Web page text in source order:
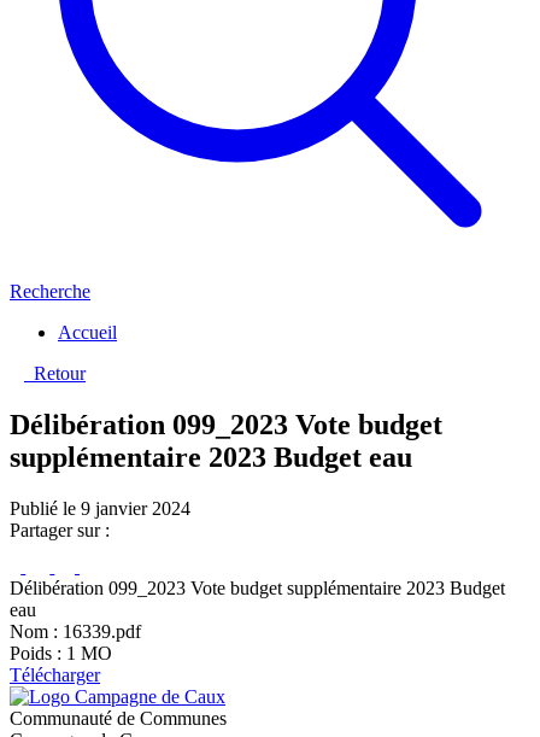
Recherche
Accueil
Retour
Délibération 099_2023 Vote budget
supplémentaire 2023 Budget eau
Publié le 9 janvier 2024
Partager sur :
Délibération 099_2023 Vote budget supplémentaire 2023 Budget
eau
Nom : 16339.pdf
Poids : 1 MO
Télécharger
Communauté de Communes